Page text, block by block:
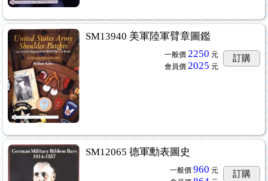
SM13940 美軍陸軍臂章圖鑑
一般價 2250 元
會員價 2025 元
訂購
SM12065 德軍勳表圖史
一般價 960 元
訂購